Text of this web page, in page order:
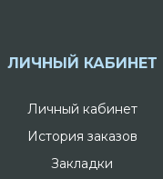
ЛИЧНЫЙ КАБИНЕТ
Личный кабинет
История заказов
Закладки